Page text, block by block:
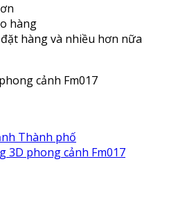
hàng
hàng và nhiều hơn nữa
cảnh Fm017
Thành phố
3D phong cảnh Fm017